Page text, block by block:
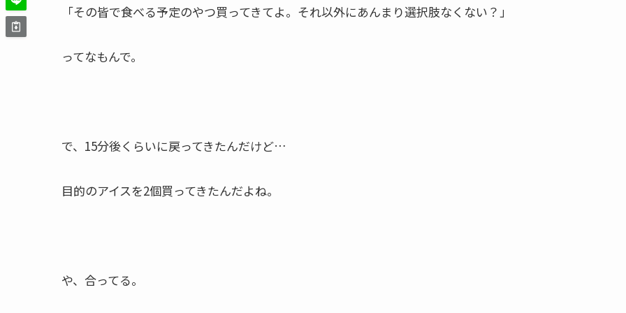
「その皆で食べる予定のやつ買ってきてよ。それ以外にあんまり選択肢なくない？」
ってなもんで。
で、15分後くらいに戻ってきたんだけど…
目的のアイスを2個買ってきたんだよね。
や、合ってる。